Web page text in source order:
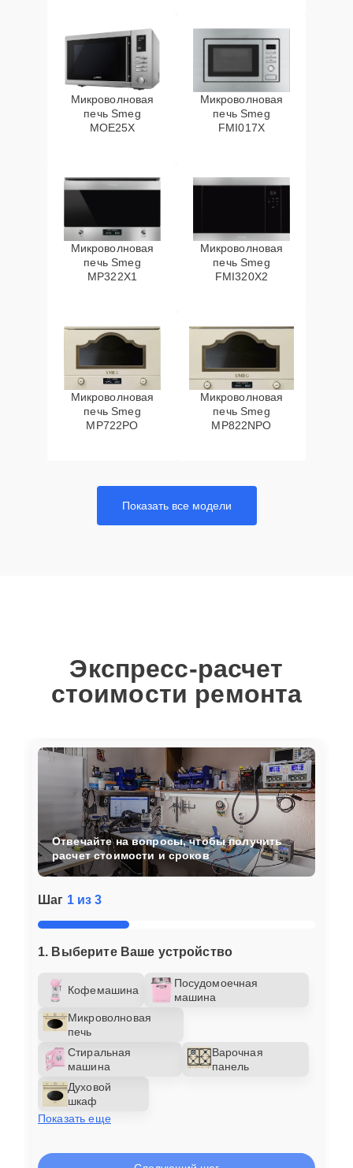
Микроволновая
печь Smeg
MOE25X
Микроволновая
печь Smeg
FMI017X
Микроволновая
печь Smeg
MP322X1
Микроволновая
печь Smeg
FMI320X2
Микроволновая
печь Smeg
MP722PO
Микроволновая
печь Smeg
MP822NPO
Показать все модели
Экспресс-расчет
стоимости ремонта
Шаг 1 из 3
1. Выберите Ваше устройство
Кофемашина
Посудомоечная
машина
Микроволновая
печь
Стиральная
машина
Варочная
панель
Духовой
шкаф
Показать еще
Отвечайте на вопросы, чтобы получить
расчет стоимости и сроков